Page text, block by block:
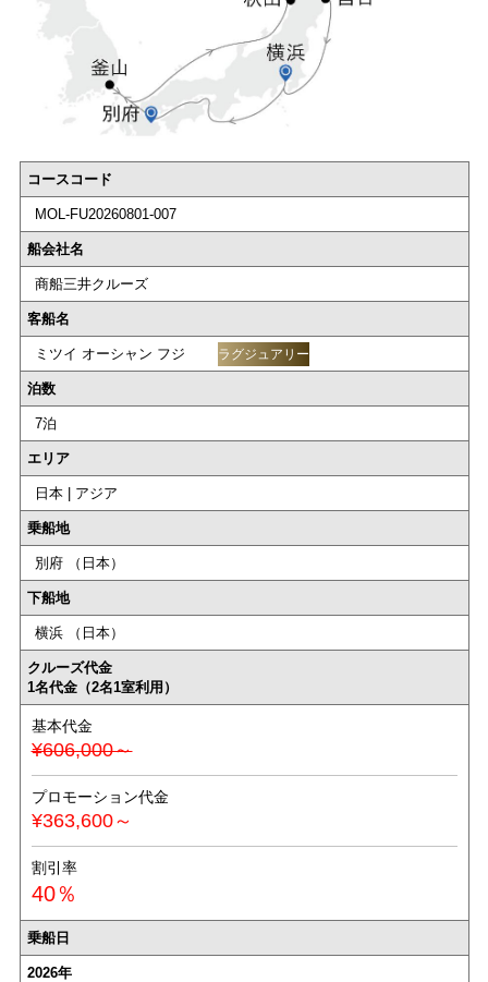
コースコード
MOL-FU20260801-007
船会社名
商船三井クルーズ
客船名
ミツイ オーシャン フジ ラグジュアリー
泊数
7泊
エリア
日本 | アジア
乗船地
別府 （日本）
下船地
横浜 （日本）
クルーズ代金
1名代金（2名1室利用）
基本代金
¥606,000～
プロモーション代金
¥363,600～
割引率
40％
乗船日
2026年